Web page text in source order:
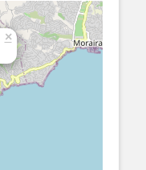
×